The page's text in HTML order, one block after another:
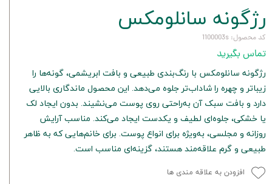
رژگونه سانلومکس
کد محصول: 1100003s
تماس بگیرید
رژگونه سانلومکس با رنگ‌بندی طبیعی و بافت ابریشمی، گونه‌ها را
زیباتر و چهره را شاداب‌تر جلوه می‌دهد. این محصول ماندگاری بالایی
دارد و بافت سبک آن به‌راحتی روی پوست می‌نشیند. بدون ایجاد لک
یا خشکی، جلوه‌ای لطیف و یکدست ایجاد می‌کند. مناسب آرایش
روزانه و مجلسی، به‌ویژه برای انواع پوست. برای خانم‌هایی که به ظاهر
طبیعی و گرم علاقه‌مند هستند، گزینه‌ای مناسب است.
افزودن به علاقه مندی ها